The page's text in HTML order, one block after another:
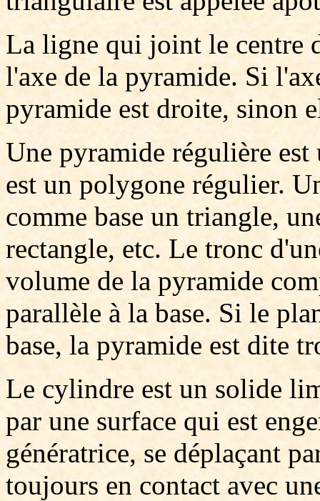
La ligne qui joint le centre
l'axe de la pyramide. Si
pyramide est droite, sinon
Une pyramide régulière
est un polygone régulier.
comme base un triangle,
rectangle, etc. Le tronc
volume de la pyramide
parallèle à la base. Si le
base, la pyramide est dite
Le cylindre est un solide
par une surface qui est
génératrice, se déplaçant
toujours en contact avec